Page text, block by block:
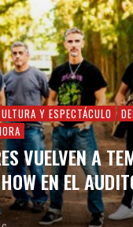
Y ESPECTÁCULO
VUELVEN A
EN EL